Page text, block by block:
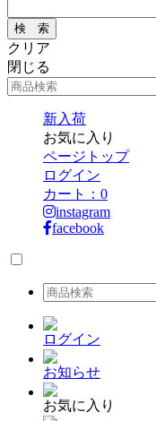
クリア
閉じる
新入荷
お気に入り
ページトップ
ログイン
カート： 0
instagram
facebook
ログイン
お知らせ
お気に入り